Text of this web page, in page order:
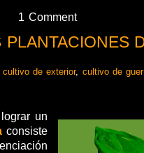
1 Comment
cultivo de exterior, cultivo de
un
consiste